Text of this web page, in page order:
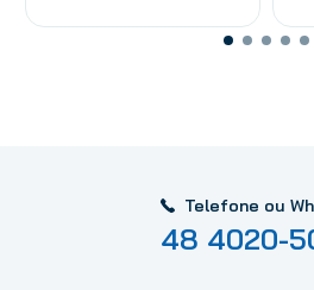
Telefone ou
48 4020-